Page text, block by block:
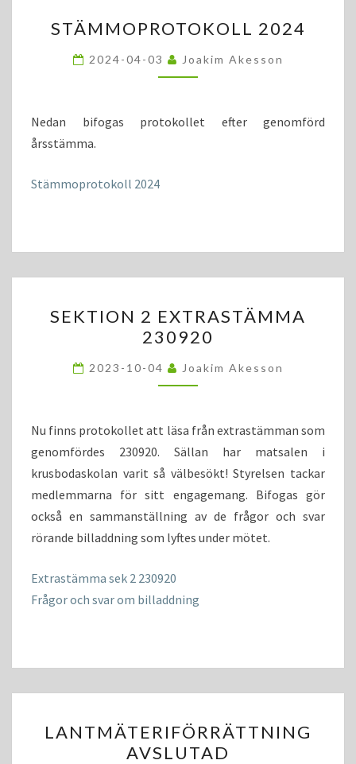
2024
STÄMMOPROTOKOLL 2024
2024-04-03 Joakim Akesson
Nedan bifogas protokollet efter genomförd
årsstämma.
Stämmoprotokoll 2024
2
EXTRASTÄMMA
230920
SEKTION 2 EXTRASTÄMMA
230920
2023-10-04 Joakim Akesson
Nu finns protokollet att läsa från extrastämman som
genomfördes 230920. Sällan har matsalen i
krusbodaskolan varit så välbesökt! Styrelsen tackar
medlemmarna för sitt engagemang. Bifogas gör
också en sammanställning av de frågor och svar
rörande billaddning som lyftes under mötet.
Extrastämma sek 2 230920
Frågor och svar om billaddning
AVSLUTAD
LANTMÄTERIFÖRRÄTTNING
AVSLUTAD